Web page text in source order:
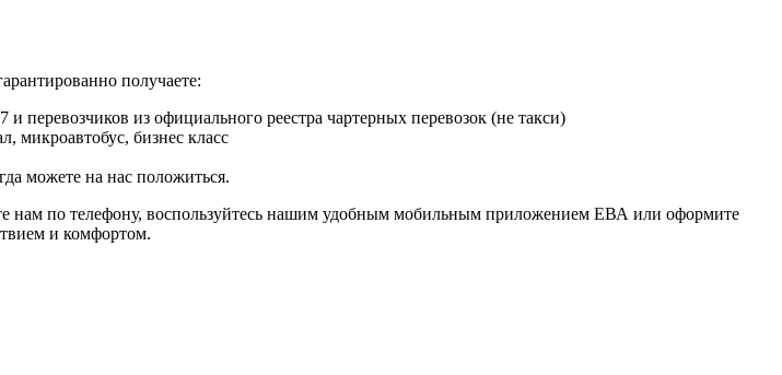
получаете:
из официального реестра чартерных перевозок (не такси)
микроавтобус, бизнес класс
можете на нас положиться.
нам по телефону, воспользуйтесь нашим удобным мобильным приложением ЕВА или оформите
и комфортом.